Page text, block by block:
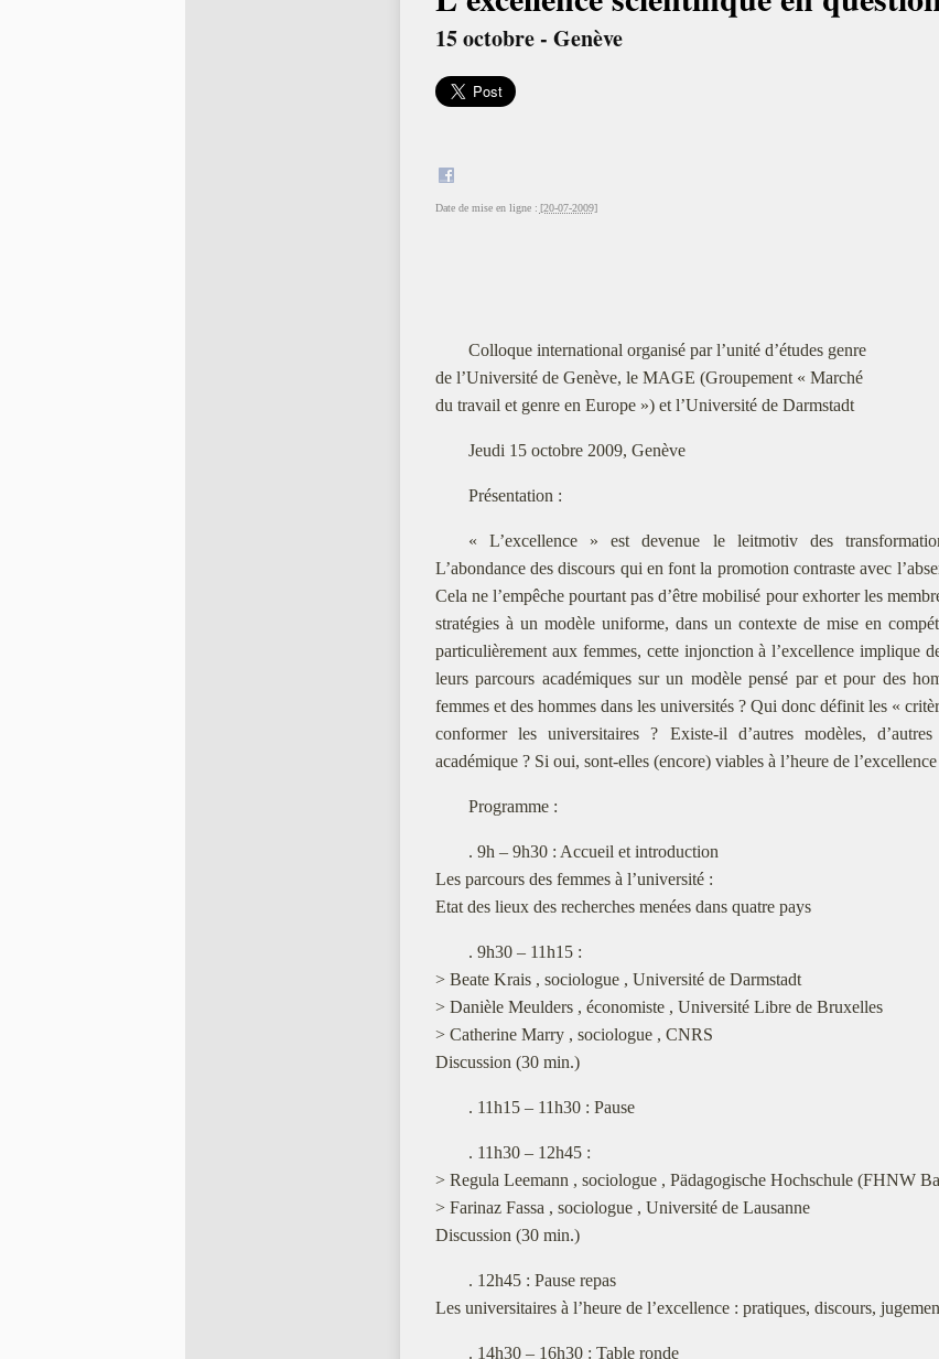
15 octobre - Genève
Date de mise en ligne : [20-07-2009]
Colloque international organisé par l’unité d’études genre
de l’Université de Genève, le MAGE (Groupement « Marché
du travail et genre en Europe ») et l’Université de Darmstadt
Jeudi 15 octobre 2009, Genève
Présentation :
« L’excellence » est devenue le leitmotiv des
L’abondance des discours qui en font la promotion contraste avec
Cela ne l’empêche pourtant pas d’être mobilisé pour exhorter les
stratégies à un modèle uniforme, dans un contexte de mise en
particulièrement aux femmes, cette injonction à l’excellence implique
leurs parcours académiques sur un modèle pensé par et pour des
femmes et des hommes dans les universités ? Qui donc définit les «
conformer les universitaires ? Existe-il d’autres modèles,
académique ? Si oui, sont-elles (encore) viables à l’heure de
Programme :
. 9h – 9h30 : Accueil et introduction
Les parcours des femmes à l’université :
Etat des lieux des recherches menées dans quatre pays
. 9h30 – 11h15 :
> Beate Krais , sociologue , Université de Darmstadt
> Danièle Meulders , économiste , Université Libre de Bruxelles
> Catherine Marry , sociologue , CNRS
Discussion (30 min.)
. 11h15 – 11h30 : Pause
. 11h30 – 12h45 :
> Regula Leemann , sociologue , Pädagogische Hochschule (FHNW
> Farinaz Fassa , sociologue , Université de Lausanne
Discussion (30 min.)
. 12h45 : Pause repas
Les universitaires à l’heure de l’excellence : pratiques, discours,
. 14h30 – 16h30 : Table ronde